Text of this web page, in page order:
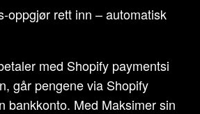
oppgjør rett inn – automatisk
med Shopify paymentsi
går pengene via Shopify
bankkonto. Med Maksimer sin